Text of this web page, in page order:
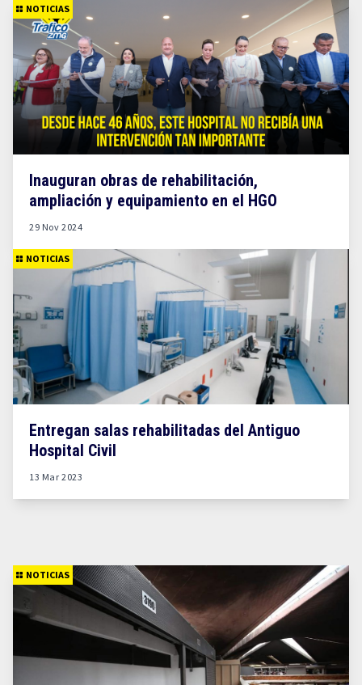
NOTICIAS
Inauguran obras de rehabilitación,
ampliación y equipamiento en el HGO
29 Nov 2024
NOTICIAS
Entregan salas rehabilitadas del Antiguo
Hospital Civil
13 Mar 2023
NOTICIAS